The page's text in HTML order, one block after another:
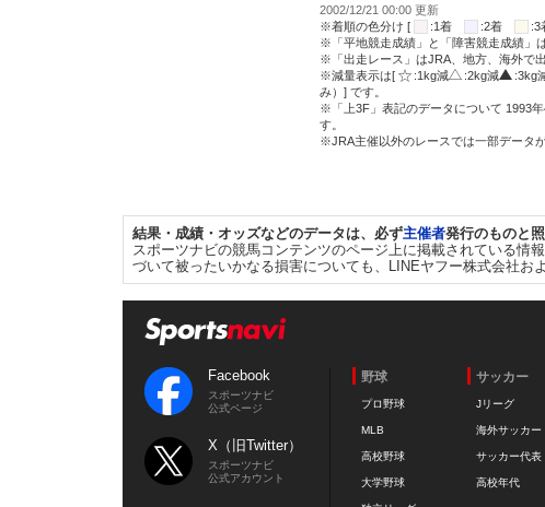
2002/12/21 00:00 更新
※着順の色分け [
:1着 :2着
:3
※「平地競走成績」と「障害競走成績」
※「出走レース」はJRA、地方、海外で
※減量表示は[
:1kg減 :2kg減 :3kg
み）] です。
※「上3F」表記のデータについて 1993
す。
※JRA主催以外のレースでは一部データ
結果・成績・オッズなどのデータは、必ず主催者発行のものと
スポーツナビの競馬コンテンツのページ上に掲載されている情
づいて被ったいかなる損害についても、LINEヤフー株式会社お
Facebook
スポーツナビ
公式ページ
X（旧Twitter）
スポーツナビ
公式アカウント
野球
プロ野球
MLB
高校野球
大学野球
サッカー
Jリーグ
海外サッカー
サッカー代表
高校年代